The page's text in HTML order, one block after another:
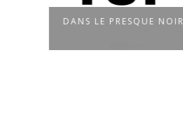
DANS LE PRESQUE NOIR